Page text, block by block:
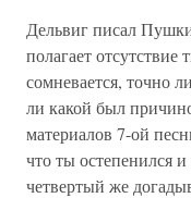
Дельвиг писал
полагает
сомневается, точно
ли какой был
материалов 7-ой
что ты остепенился
четвертый же